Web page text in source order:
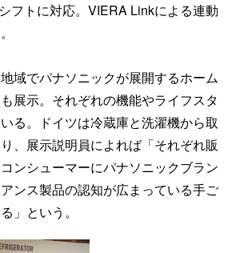
フトに対応。VIERA Linkによる連動
域でパナソニックが展開するホーム
展示。それぞれの機能やライフスタ
る。ドイツは冷蔵庫と洗濯機から取
、展示説明員によれば「それぞれ販
ンシューマーにパナソニックブラン
ンス製品の認知が広まっている手ご
」という。